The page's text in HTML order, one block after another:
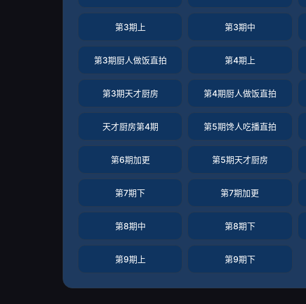
第3期上 第3期中
第3期厨人做饭直拍 第4期上
第3期天才厨房 第4期厨人做饭直拍
天才厨房第4期 第5期馋人吃播直拍
第6期加更 第5期天才厨房
第7期下 第7期加更
第8期中 第8期下
第9期上 第9期下